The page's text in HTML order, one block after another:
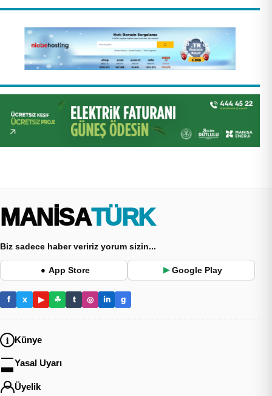
MANİSA TÜRK
Biz sadece haber veririz yorum sizin...
● App Store ▶ Google Play
f x ▶ ☘ t ◎ in g
Künye
Yasal Uyarı
Üyelik